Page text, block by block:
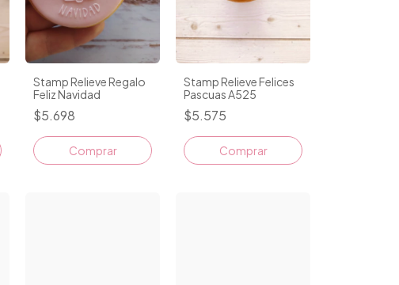
Stamp Relieve Regalo
Feliz Navidad
$5.698
Stamp Relieve Felices
Pascuas A525
$5.575